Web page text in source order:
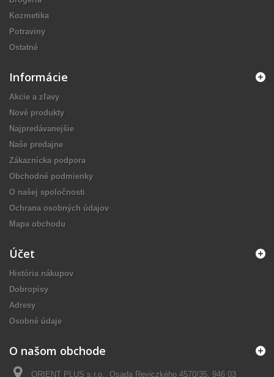
Kozmetika
Potraviny
Ostatné
Informácie
Akcie a zľavy
Nové produkty
Najpredávanejšie
Naše predajne
Zákaznícka podpora
Obchodné podmienky
O našej spoločnosti
Ochrana osobných údajov
Mapa obchodu
Účet
História nákupov
Dobropisy
Adresy
Osobné údaje
O našom obchode
ORIENT PLUS s.r.o., Osada Reviczkého 4570/35, 946 03